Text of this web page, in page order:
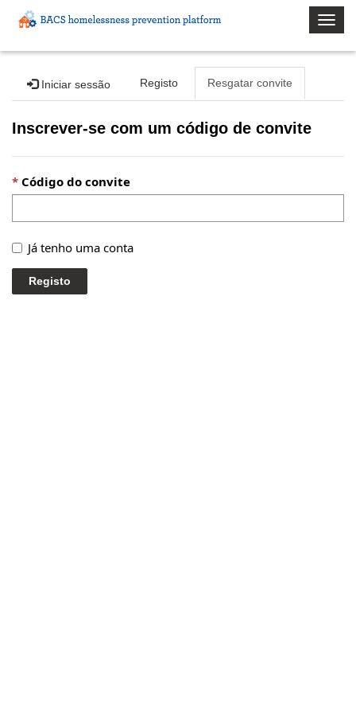
Iniciar sessão Registo Resgatar convite
Inscrever-se com um código de convite
Código do convite
Já tenho uma conta
Registo